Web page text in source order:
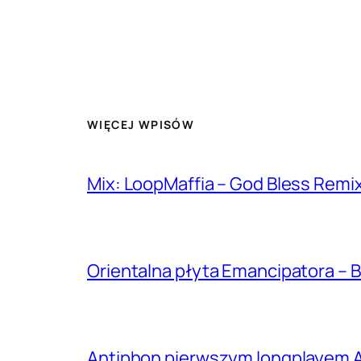
WIĘCEJ WPISÓW
Mix: LoopMaffia – God Bless
Orientalna płyta Emancipatora –